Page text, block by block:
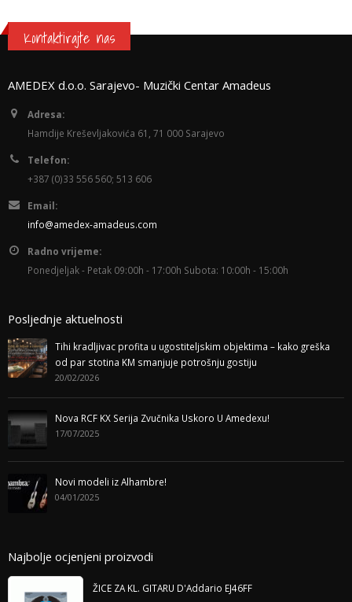
Kontaktirajte nas
AMEDEX d.o.o. Sarajevo- Muzički Centar Amadeus
Adresa:
Hamdije Kreševljakovića 61, 71 000 Sarajevo
Telefon:
+387 (0)33 556 560; 513 606
Email:
info@amedex-amadeus.com
Radno vrijeme:
Ponedjeljak - Petak 09:00h - 17:00h Subota: 10:00h - 15:00h
Posljednje aktuelnosti
Tihi kradljivac profita u ugostiteljskim objektima – kako greška
od par stotina KM smanjuje potrošnju gostiju
20/02/2026
Nova RCF KX Serija Zvučnika Uskoro U Amedexu!
17/07/2025
Novi modeli iz Alhambre!
04/01/2025
Najbolje ocjenjeni proizvodi
ŽICE ZA KL. GITARU D'Addario EJ46FF